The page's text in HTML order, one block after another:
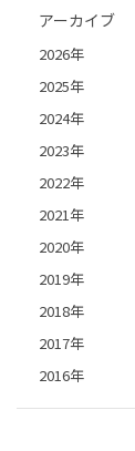
アーカイブ
2026年
2025年
2024年
2023年
2022年
2021年
2020年
2019年
2018年
2017年
2016年